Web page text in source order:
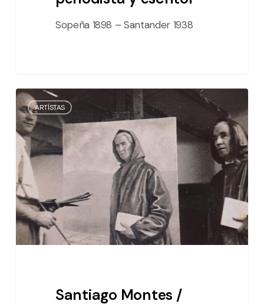
Sopeña 1898 – Santander 1938
Santiago
Montes
/
pintor
ARTÍSTAS
Santiago Montes /